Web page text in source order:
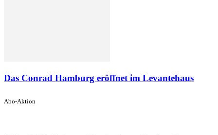
Das Conrad Hamburg eröffnet im Levantehaus
Abo-Aktion